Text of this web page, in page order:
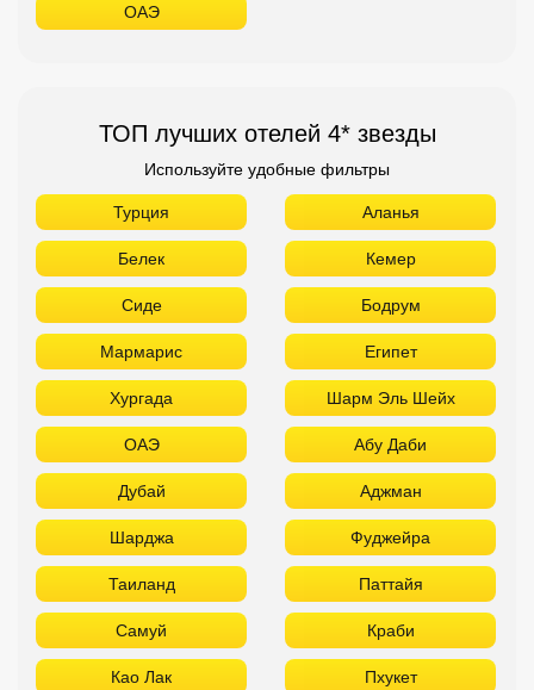
ОАЭ
ТОП лучших отелей 4* звезды
Используйте удобные фильтры
Турция Аланья
Белек Кемер
Сиде Бодрум
Мармарис Египет
Хургада Шарм Эль Шейх
ОАЭ Абу Даби
Дубай Аджман
Шарджа Фуджейра
Таиланд Паттайя
Самуй Краби
Као Лак Пхукет